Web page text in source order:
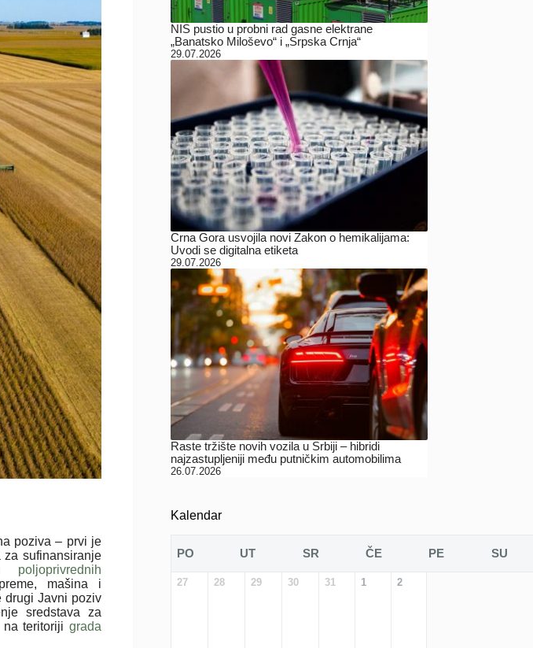
poziva – prvi je
sufinansiranje
poljoprivrednih
mašina i
drugi Javni poziv
sredstava za
teritoriji grada
NIS pustio u probni rad gasne elektrane
„Banatsko Miloševo“ i „Srpska Crnja“
29.07.2026
Crna Gora usvojila novi Zakon o hemikalijama:
Uvodi se digitalna etiketa
29.07.2026
Raste tržište novih vozila u Srbiji – hibridi
najzastupljeniji među putničkim automobilima
26.07.2026
Kalendar
PO UT SR ČE PE SU
27 28 29 30 31 1 2